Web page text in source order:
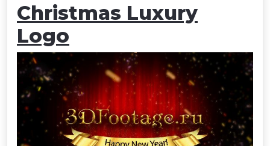
Christmas Luxury
Logo